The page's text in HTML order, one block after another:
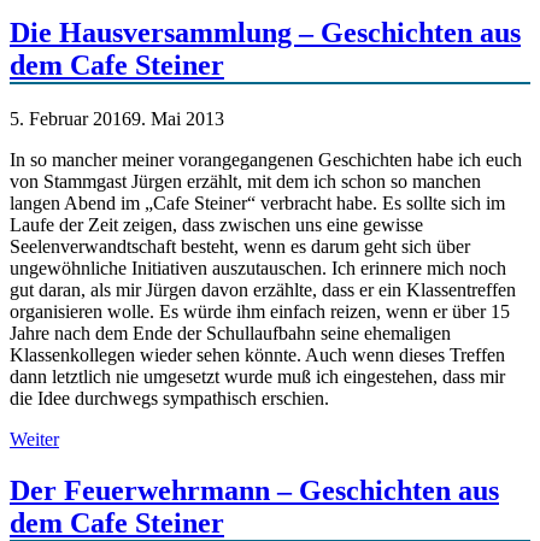
Die Hausversammlung – Geschichten aus
dem Cafe Steiner
5. Februar 20169. Mai 2013
In so mancher meiner vorangegangenen Geschichten habe ich euch
von Stammgast Jürgen erzählt, mit dem ich schon so manchen
langen Abend im „Cafe Steiner“ verbracht habe. Es sollte sich im
Laufe der Zeit zeigen, dass zwischen uns eine gewisse
Seelenverwandtschaft besteht, wenn es darum geht sich über
ungewöhnliche Initiativen auszutauschen. Ich erinnere mich noch
gut daran, als mir Jürgen davon erzählte, dass er ein Klassentreffen
organisieren wolle. Es würde ihm einfach reizen, wenn er über 15
Jahre nach dem Ende der Schullaufbahn seine ehemaligen
Klassenkollegen wieder sehen könnte. Auch wenn dieses Treffen
dann letztlich nie umgesetzt wurde muß ich eingestehen, dass mir
die Idee durchwegs sympathisch erschien.
Weiter
Der Feuerwehrmann – Geschichten aus
dem Cafe Steiner